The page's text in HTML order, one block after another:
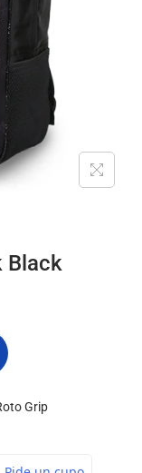
Black
Grip